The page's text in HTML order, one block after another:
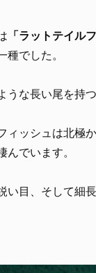
「ラットテイ
種でした。
うな長い尾を持
ィッシュは北極
んでいます。
い目、そして細